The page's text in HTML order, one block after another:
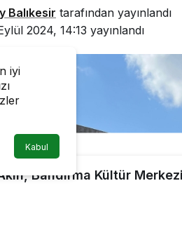
Balıkesir tarafından yayınlandı
2024, 14:13 yayınlandı
iyi
Kabul